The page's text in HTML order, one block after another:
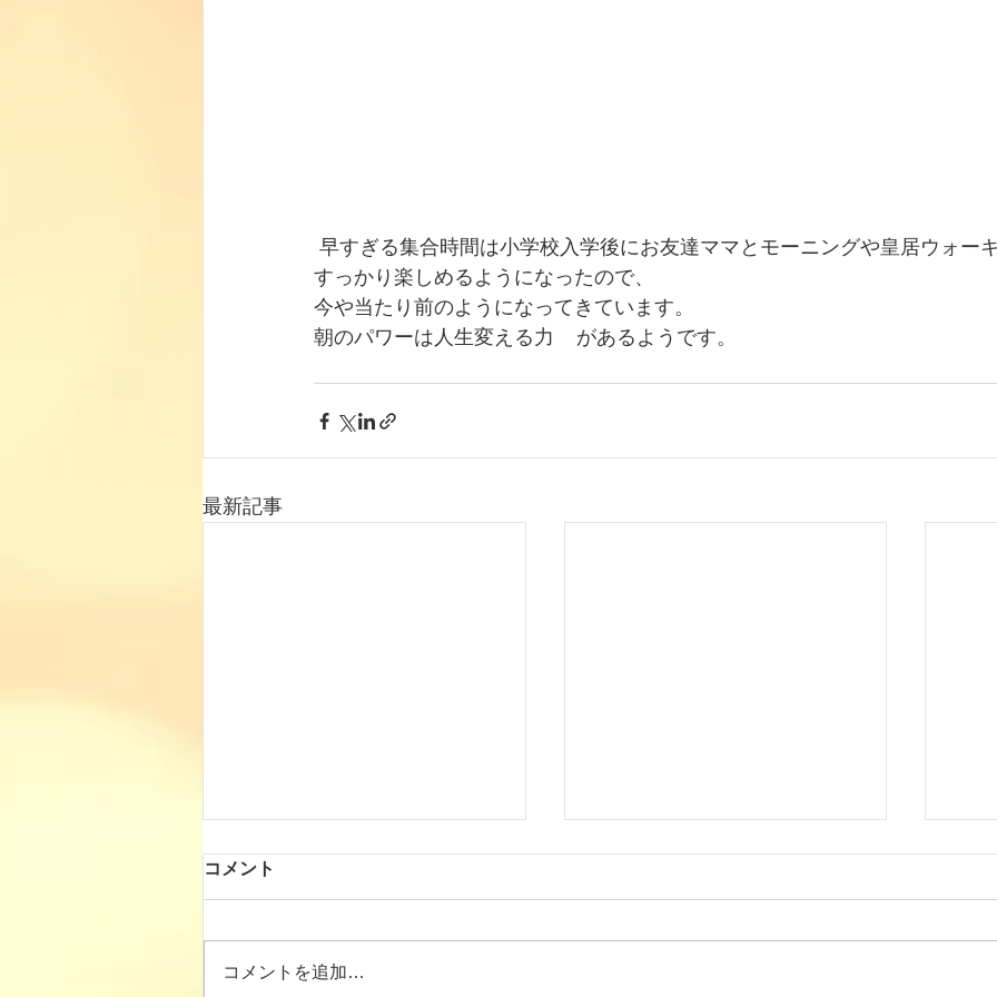
早すぎる集合時間は小学校入学後にお友達ママとモーニングや皇居ウォー
すっかり楽しめるようになったので、
今や当たり前のようになってきています。
朝のパワーは人生変える力    があるようです。
最新記事
コメント
コメントを追加…